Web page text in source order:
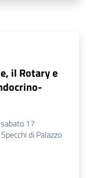
il Rotary e
17
di Palazzo